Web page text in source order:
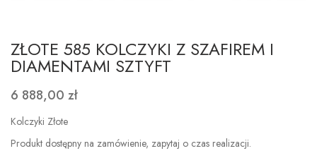
ZŁOTE 585 KOLCZYKI Z SZAFIREM I
DIAMENTAMI SZTYFT
6 888,00 zł
Kolczyki Złote
Produkt dostępny na zamówienie, zapytaj o czas realizacji.